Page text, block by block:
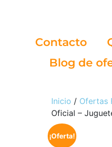
Contacto
Blog de
Inicio / Ofertas
Oficial –
¡Oferta!